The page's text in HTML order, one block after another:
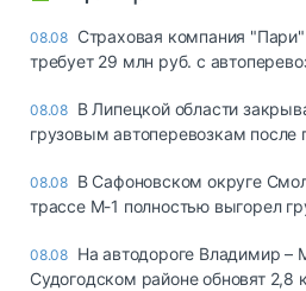
08.08 Страховая компания
требует 29 млн руб. с
08.08 В Липецкой области
грузовым автоперевозкам после
08.08 В Сафоновском округе
трассе М-1 полностью выгорел
08.08 На автодороге Владимир –
Судогодском районе обновят 2,8